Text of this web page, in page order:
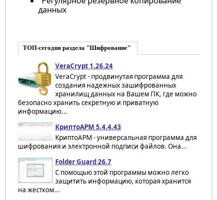
данных
ТОП-сегодня раздела "Шифрование"
VeraCrypt 1.26.24
VeraCrypt - продвинутая программа для
создания надежных зашифрованных
хранилищ данных на Вашем ПК, где можно
безопасно хранить секретную и приватную
информацию...
КриптоАРМ 5.4.4.43
КриптоАРМ - универсальная программа для
шифрования и электронной подписи файлов. Она...
Folder Guard 26.7
С помощью этой программы можно легко
защитить информацию, которая хранится
на жестком...